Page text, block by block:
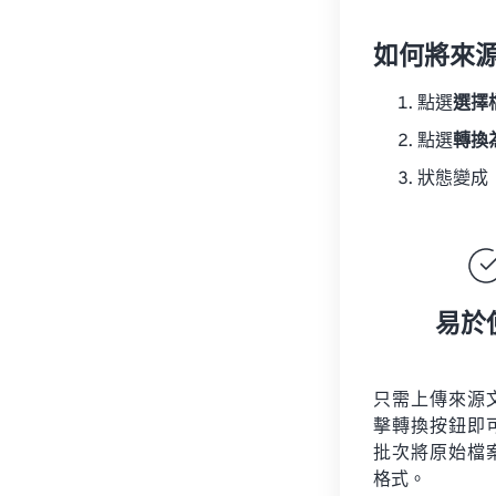
如何將來
點選選擇
點選轉換
狀態變成
易於
只需上傳來源
擊轉換按鈕即
批次將原始檔
格式。